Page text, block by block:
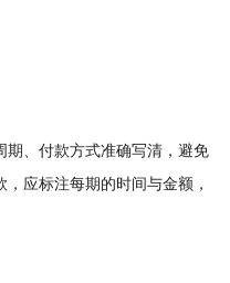
、付款方式准确写清，避免
应标注每期的时间与金额，